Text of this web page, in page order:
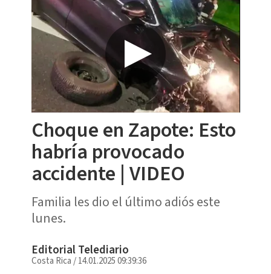
Choque en Zapote: Esto
habría provocado
accidente | VIDEO
Familia les dio el último adiós este
lunes.
Editorial Telediario
Costa Rica /14.01.2025 09:39:36